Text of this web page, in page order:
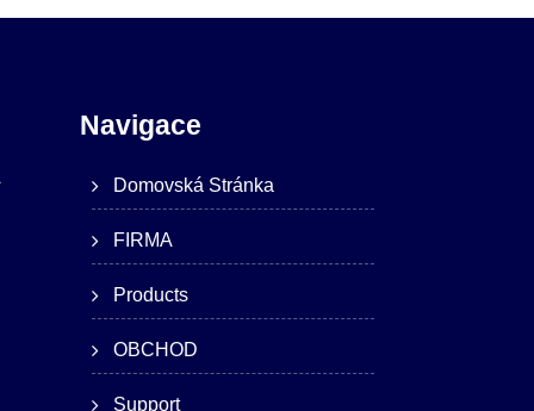
Navigace
Domovská Stránka
FIRMA
Products
OBCHOD
Support